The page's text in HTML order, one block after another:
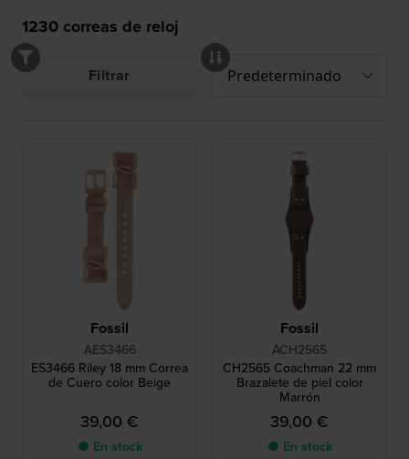
1230correas de reloj
Filtrar
Fossil
AES3466
ES3466 Riley 18 mm Correa
de Cuero color Beige
39,00 €
● En stock
Fossil
ACH2565
CH2565 Coachman 22 mm
Brazalete de piel color
Marrón
39,00 €
● En stock